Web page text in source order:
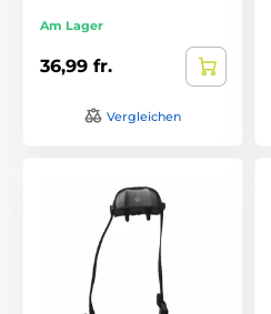
Am Lager
36,99 fr.
Vergleichen